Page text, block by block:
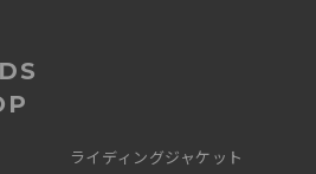
ライディングジャケット